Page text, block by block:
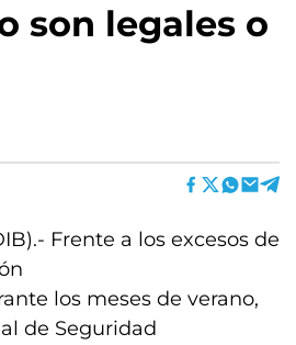
son legales o
Frente a los excesos de
los meses de verano,
de Seguridad